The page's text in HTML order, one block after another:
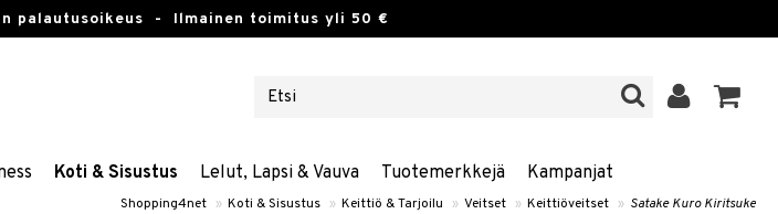
palautusoikeus - Ilmainen toimitus yli 50 €
Koti & Sisustus Lelut, Lapsi & Vauva Tuotemerkkejä Kampanjat
Shopping4net » Koti & Sisustus » Keittiö & Tarjoilu » Veitset » Keittiöveitset » Satake Kuro Kiritsuke